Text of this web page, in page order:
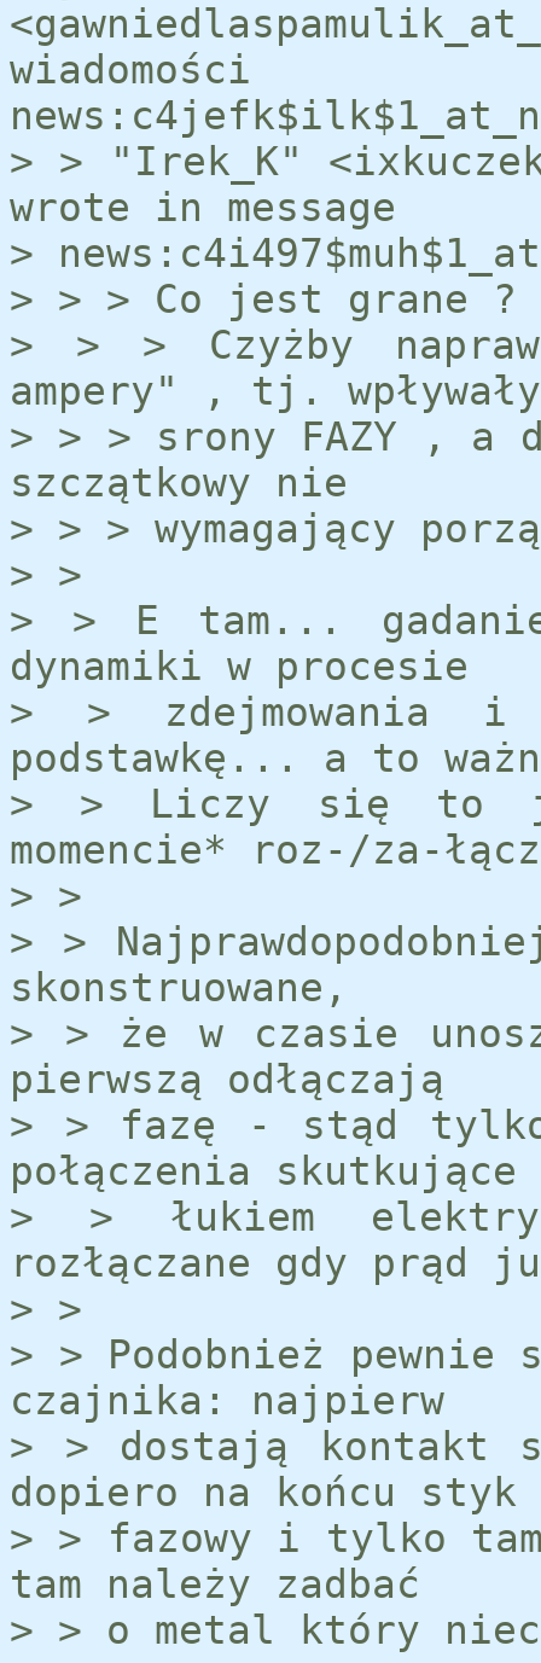
wiadomości
> > "Irek_K"
wrote in message
>
> > > Co jest grane ?
> > > Czyżby
ampery" , tj.
> > > srony FAZY , a
szczątkowy nie
> > > wymagający
> >
> > E tam...
dynamiki w procesie
> > zdejmowania i
podstawkę... a to
> > Liczy się to
momencie* roz-/za-
> >
> >
skonstruowane,
> > że w czasie
pierwszą odłączają
> > fazę - stąd tylko
połączenia skutkujące
> > łukiem
rozłączane gdy prąd
> >
> > Podobnież
czajnika: najpierw
> > dostają kontakt
dopiero na końcu styk
> > fazowy i tylko
tam należy zadbać
> > o metal który